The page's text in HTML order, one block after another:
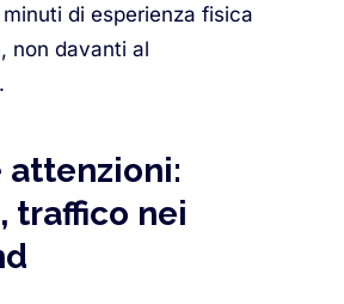
di esperienza fisica
non davanti al
attenzioni:
traffico nei